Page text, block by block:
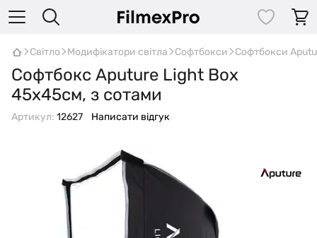
Світло Модифікатори світла Софтбокси Софтбокси
Софтбокс Aputure Light Box
45x45см, з сотами
Артикул: 12627 Написати відгук